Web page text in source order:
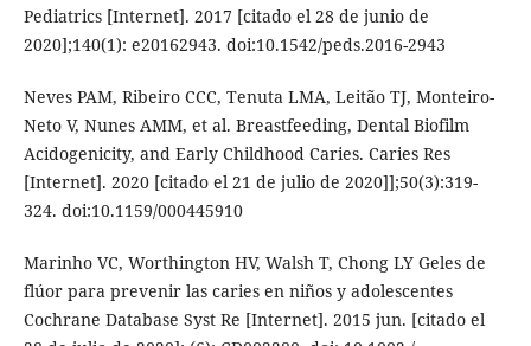
Pediatrics [Internet]. 2017 [citado el 28 de junio de
2020];140(1): e20162943. doi:10.1542/peds.2016-2943
Neves PAM, Ribeiro CCC, Tenuta LMA, Leitão TJ, Monteiro-
Neto V, Nunes AMM, et al. Breastfeeding, Dental Biofilm
Acidogenicity, and Early Childhood Caries. Caries Res
[Internet]. 2020 [citado el 21 de julio de 2020]];50(3):319-
324. doi:10.1159/000445910
Marinho VC, Worthington HV, Walsh T, Chong LY Geles de
flúor para prevenir las caries en niños y adolescentes
Cochrane Database Syst Re [Internet]. 2015 jun. [citado el